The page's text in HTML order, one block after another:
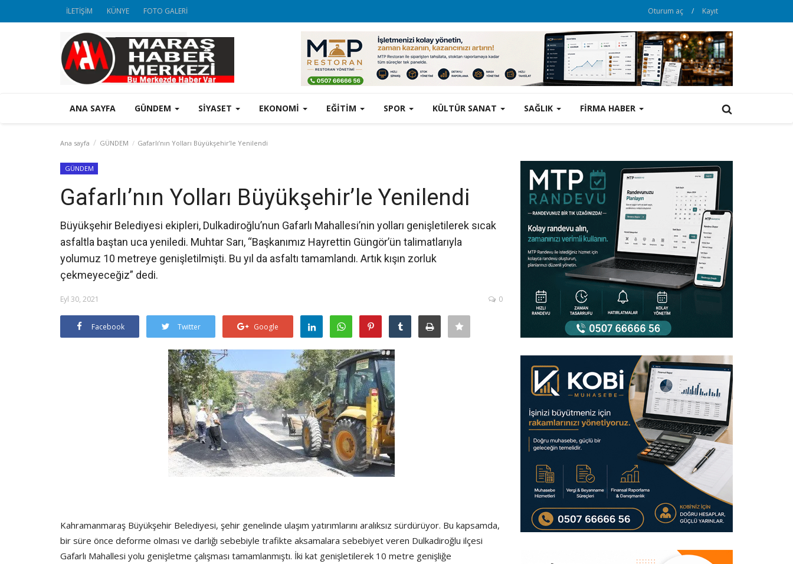
İLETİŞİM KÜNYE FOTO GALERİ Oturum aç / Kayıt
ANA SAYFA GÜNDEM SİYASET EKONOMİ EĞİTİM SPOR KÜLTÜR SANAT SAĞLIK FİRMA HABER
Ana sayfa GÜNDEM Gafarlı’nın Yolları Büyükşehir’le Yenilendi
GÜNDEM
Gafarlı’nın Yolları Büyükşehir’le Yenilendi
Büyükşehir Belediyesi ekipleri, Dulkadiroğlu’nun Gafarlı Mahallesi’nin yolları genişletilerek sıcak
asfaltla baştan uca yeniledi. Muhtar Sarı, “Başkanımız Hayrettin Güngör’ün talimatlarıyla
yolumuz 10 metreye genişletilmişti. Bu yıl da asfaltı tamamlandı. Artık kışın zorluk
çekmeyeceğiz” dedi.
Eyl 30, 2021 0
Facebook Twitter Google
Kahramanmaraş Büyükşehir Belediyesi, şehir genelinde ulaşım yatırımlarını aralıksız sürdürüyor. Bu kapsamda,
bir süre önce deforme olması ve darlığı sebebiyle trafikte aksamalara sebebiyet veren Dulkadiroğlu ilçesi
Gafarlı Mahallesi yolu genişletme çalışması tamamlanmıştı. İki kat genişletilerek 10 metre genişliğe